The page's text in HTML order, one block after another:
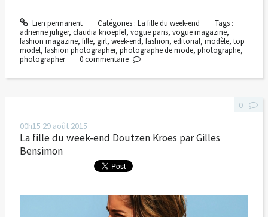
Lien permanent Catégories : La fille du week-end
Tags :
adrienne juliger, claudia knoepfel, vogue paris, vogue magazine,
fashion magazine, fille, girl, week-end, fashion, editorial, modèle, top
model, fashion photographer, photographe de mode, photographe,
photographer
0commentaire
00h15 29 août 2015
La fille du week-end Doutzen Kroes par Gilles
Bensimon
0